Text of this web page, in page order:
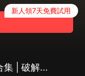
新人領7天免費試用
偵探趣味推理故事合集 | 破解近100篇懸案冤案 | 古今中外推理小故事